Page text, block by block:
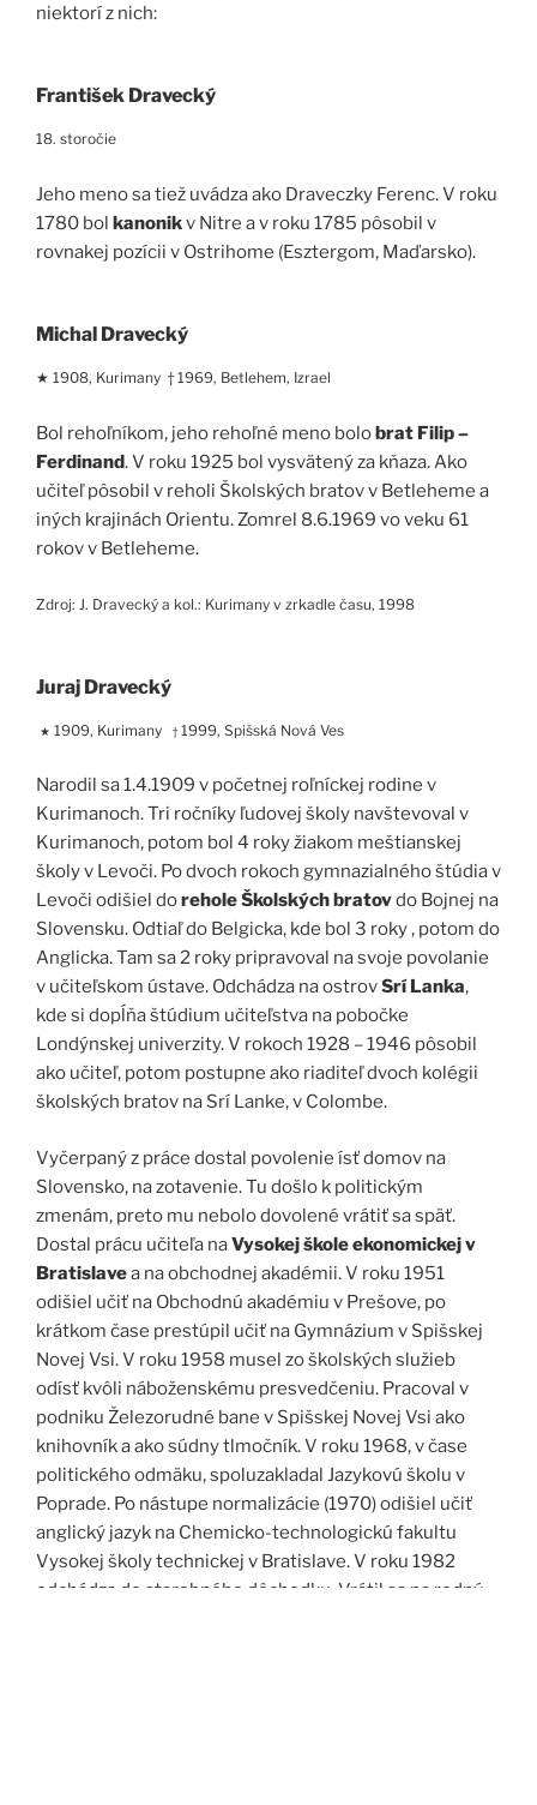
niektorí z nich:
František Dravecký
18. storočie
Jeho meno sa tiež uvádza ako Draveczky Ferenc. V roku
1780 bol kanonikv Nitre a v roku 1785 pôsobil v
rovnakej pozícii v Ostrihome (Esztergom, Maďarsko).
Michal Dravecký
★ 1908, Kurimany † 1969, Betlehem, Izrael
Bol rehoľníkom, jeho rehoľné meno bolobrat Filip –
Ferdinand. V roku 1925 bol vysvätený za kňaza. Ako
učiteľ pôsobil v reholi Školských bratov v Betleheme a
iných krajinách Orientu. Zomrel 8.6.1969 vo veku 61
rokov v Betleheme.
Zdroj: J. Dravecký a kol.: Kurimany v zrkadle času, 1998
Juraj Dravecký
★ 1909, Kurimany †1999, Spišská Nová Ves
Narodil sa 1.4.1909 v početnej roľníckej rodine v
Kurimanoch. Tri ročníky ľudovej školy navštevoval v
Kurimanoch, potom bol 4 roky žiakom meštianskej
školy v Levoči. Po dvoch rokoch gymnazialného štúdia v
Levoči odišiel dorehole Školských bratovdo Bojnej na
Slovensku. Odtiaľ do Belgicka, kde bol 3 roky , potom do
Anglicka. Tam sa 2 roky pripravoval na svoje povolanie
v učiteľskom ústave. Odchádza na ostrovSrí Lanka,
kde si dopĺňa štúdium učiteľstva na pobočke
Londýnskej univerzity. V rokoch 1928 – 1946 pôsobil
ako učiteľ, potom postupne ako riaditeľ dvoch kolégii
školských bratov na Srí Lanke, v Colombe.
Vyčerpaný z práce dostal povolenie ísť domov na
Slovensko, na zotavenie. Tu došlo k politickým
zmenám, preto mu nebolo dovolené vrátiť sa späť.
Dostal prácu učiteľa naVysokej škole ekonomickej v
Bratislavea na obchodnej akadémii. V roku 1951
odišiel učiť na Obchodnú akadémiu v Prešove, po
krátkom čase prestúpil učiť na Gymnázium v Spišskej
Novej Vsi. V roku 1958 musel zo školských služieb
odísť kvôli náboženskému presvedčeniu. Pracoval v
podniku Železorudné bane v Spišskej Novej Vsi ako
knihovník a ako súdny tlmočník. V roku 1968, v čase
politického odmäku, spoluzakladal Jazykovú školu v
Poprade. Po nástupe normalizácie (1970) odišiel učiť
anglický jazyk na Chemicko-technologickú fakultu
Vysokej školy technickej v Bratislave. V roku 1982
odchádza do starobného dôchodku. Vrátil sa na rodný